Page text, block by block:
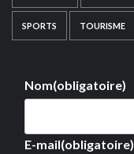
SPORTS TOURISME
Nom(obligatoire)
E-mail(obligatoire)